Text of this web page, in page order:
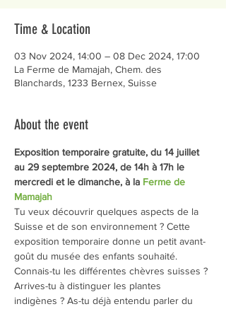
Time & Location
03 Nov 2024, 14:00 – 08 Dec 2024, 17:00
La Ferme de Mamajah, Chem. des
Blanchards, 1233 Bernex, Suisse
About the event
Exposition temporaire gratuite, du 14 juillet
au 29 septembre 2024, de 14h à 17h le
mercredi et le dimanche, à la Ferme de
Mamajah
Tu veux découvrir quelques aspects de la
Suisse et de son environnement ? Cette
exposition temporaire donne un petit avant-
goût du musée des enfants souhaité.
Connais-tu les différentes chèvres suisses ?
Arrives-tu à distinguer les plantes
indigènes ? As-tu déjà entendu parler du